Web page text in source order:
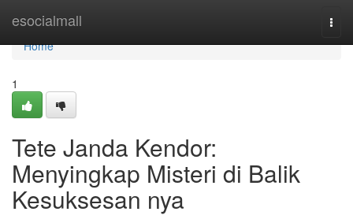
esocialmall
Home
Home
1
Tete Janda Kendor:
Menyingkap Misteri di Balik
Kesuksesan nya